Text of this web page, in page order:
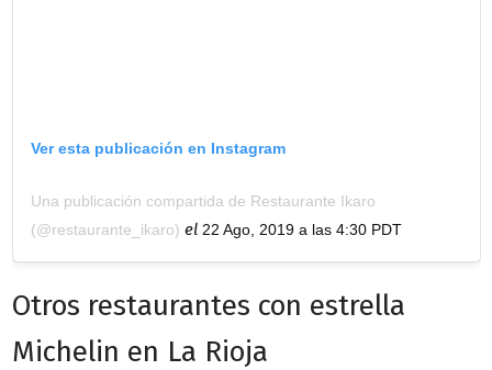
Ver esta publicación en Instagram
Una publicación compartida de Restaurante Ikaro
(@restaurante_ikaro) el 22 Ago, 2019 a las 4:30 PDT
Otros restaurantes con estrella
Michelin en La Rioja